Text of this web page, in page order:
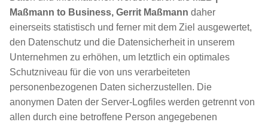
Maßmann to Business, Gerrit Maßmann daher
einerseits statistisch und ferner mit dem Ziel ausgewertet,
den Datenschutz und die Datensicherheit in unserem
Unternehmen zu erhöhen, um letztlich ein optimales
Schutzniveau für die von uns verarbeiteten
personenbezogenen Daten sicherzustellen. Die
anonymen Daten der Server-Logfiles werden getrennt von
allen durch eine betroffene Person angegebenen